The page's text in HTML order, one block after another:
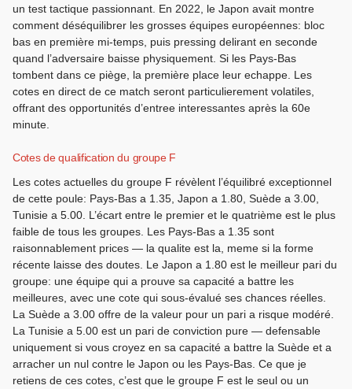
un test tactique passionnant. En 2022, le Japon avait montre
comment déséquilibrer les grosses équipes européennes: bloc
bas en première mi-temps, puis pressing delirant en seconde
quand l’adversaire baisse physiquement. Si les Pays-Bas
tombent dans ce piège, la première place leur echappe. Les
cotes en direct de ce match seront particulierement volatiles,
offrant des opportunités d’entree interessantes après la 60e
minute.
Cotes de qualification du groupe F
Les cotes actuelles du groupe F révèlent l’équilibré exceptionnel
de cette poule: Pays-Bas a 1.35, Japon a 1.80, Suède a 3.00,
Tunisie a 5.00. L’écart entre le premier et le quatrième est le plus
faible de tous les groupes. Les Pays-Bas a 1.35 sont
raisonnablement prices — la qualite est la, meme si la forme
récente laisse des doutes. Le Japon a 1.80 est le meilleur pari du
groupe: une équipe qui a prouve sa capacité a battre les
meilleures, avec une cote qui sous-évalué ses chances réelles.
La Suède a 3.00 offre de la valeur pour un pari a risque modéré.
La Tunisie a 5.00 est un pari de conviction pure — defensable
uniquement si vous croyez en sa capacité a battre la Suède et a
arracher un nul contre le Japon ou les Pays-Bas. Ce que je
retiens de ces cotes, c’est que le groupe F est le seul ou un